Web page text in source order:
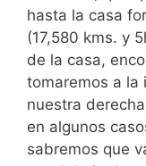
hasta la casa
(17,580 kms. y
de la casa,
tomaremos a la
nuestra
en algunos
sabremos que